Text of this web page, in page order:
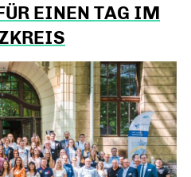
EINEN TAG IM